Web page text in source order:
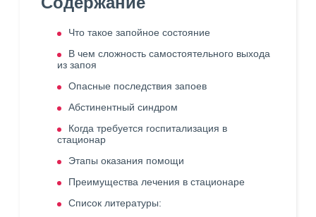
Что такое запойное состояние
В чем сложность самостоятельного выхода
из запоя
Опасные последствия запоев
Абстинентный синдром
Когда требуется госпитализация в
стационар
Этапы оказания помощи
Преимущества лечения в стационаре
Список литературы: